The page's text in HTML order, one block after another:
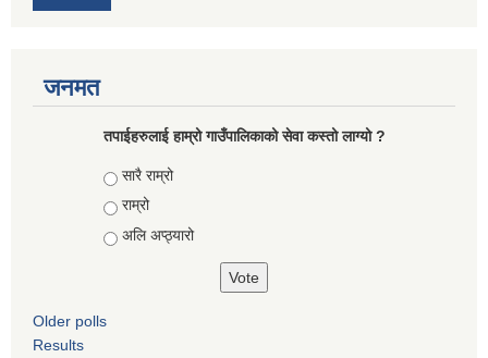
जनमत
तपाईहरुलाई हाम्रो गाउँपालिकाको सेवा कस्तो लाग्यो ?
Choices
सारै राम्रो
राम्रो
अलि अप्ठ्यारो
Older polls
Results